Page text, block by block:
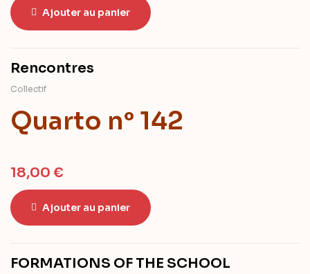
Ajouter au panier
Rencontres
Collectif
Quarto n° 142
18,00 €
Ajouter au panier
FORMATIONS OF THE SCHOOL